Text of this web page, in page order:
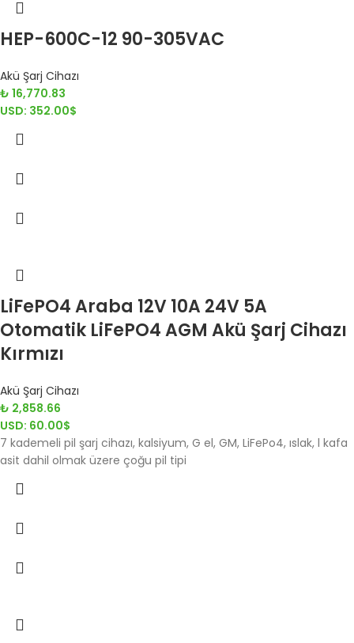
HEP-600C-12 90-305VAC
Akü Şarj Cihazı
₺ 16,770.83
USD: 352.00$
LiFePO4 Araba 12V 10A 24V 5A
Otomatik LiFePO4 AGM Akü Şarj Cihazı
Kırmızı
Akü Şarj Cihazı
₺ 2,858.66
USD: 60.00$
7 kademeli pil şarj cihazı, kalsiyum, G el, GM, LiFePo4, ıslak, l kafa
asit dahil olmak üzere çoğu pil tipi